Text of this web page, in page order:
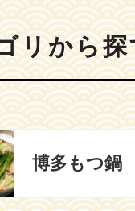
リから探
博多もつ鍋